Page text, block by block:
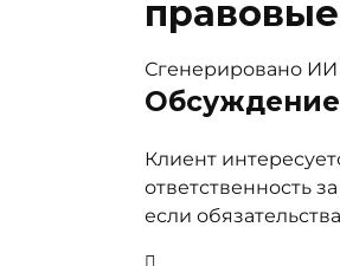
Сгенерировано ИИ
Клиент
ответственность
если